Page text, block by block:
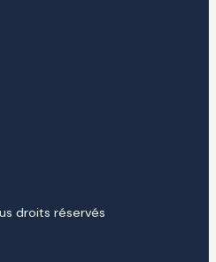
droits réservés